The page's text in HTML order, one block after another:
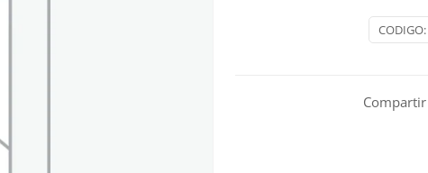
CODIGO:
Compartir